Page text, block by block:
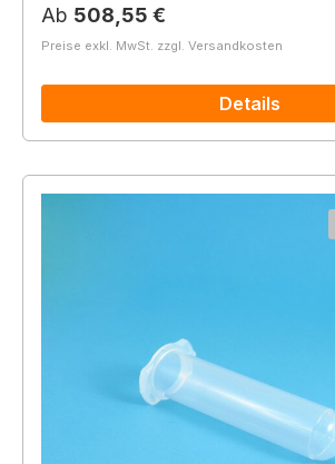
Regulärer Preis:
Ab 508,55 €
Preise exkl. MwSt. zzgl. Versandkosten
Details